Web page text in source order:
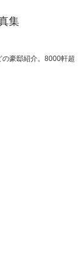
集
豪邸紹介。8000軒超